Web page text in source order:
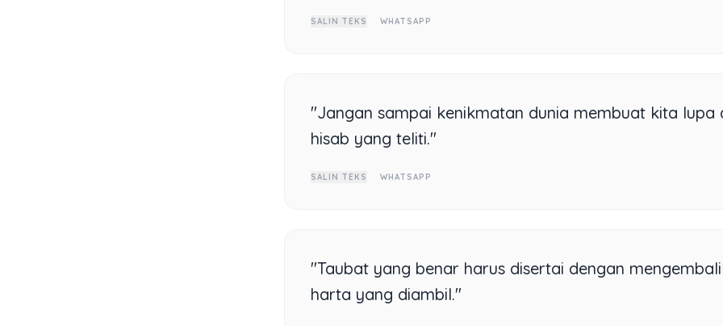
SALIN TEKS WHATSAPP
"Jangan sampai kenikmatan dunia membuat kita lupa
hisab yang teliti."
SALIN TEKS WHATSAPP
"Taubat yang benar harus disertai dengan
harta yang diambil."